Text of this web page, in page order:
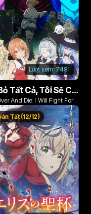
Lượt xem:7.481
Từ Bỏ Tất Cả, Tôi Sẽ Chiến Đấu Cho Một Cuộc Sống Bình Thường Với Tình Yêu Của Đời Mình Và Chiếc Thanh Kiếm Bị Nguyền Rủa!
And Die: I Will Fight For
Life With My Love And
Sword!
Tất (12/12)